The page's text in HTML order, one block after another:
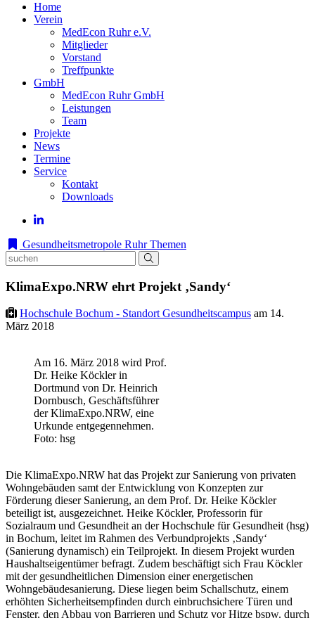
Home
Verein
MedEcon Ruhr e.V.
Mitglieder
Vorstand
Treffpunkte
GmbH
MedEcon Ruhr GmbH
Leistungen
Team
Projekte
News
Termine
Service
Kontakt
Downloads
Gesundheitsmetropole Ruhr Themen
KlimaExpo.NRW ehrt Projekt ‚Sandy‘
Hochschule Bochum - Standort Gesundheitscampus am 14.
März 2018
Am 16. März 2018 wird Prof.
Dr. Heike Köckler in
Dortmund von Dr. Heinrich
Dornbusch, Geschäftsführer
der KlimaExpo.NRW, eine
Urkunde entgegennehmen.
Foto: hsg
Die KlimaExpo.NRW hat das Projekt zur Sanierung von privaten
Wohngebäuden samt der Entwicklung von Konzepten zur
Förderung dieser Sanierung, an dem Prof. Dr. Heike Köckler
beteiligt ist, ausgezeichnet. Heike Köckler, Professorin für
Sozialraum und Gesundheit an der Hochschule für Gesundheit (hsg)
in Bochum, leitet im Rahmen des Verbundprojekts ‚Sandy‘
(Sanierung dynamisch) ein Teilprojekt. In diesem Projekt wurden
Haushaltseigentümer befragt. Zudem beschäftigt sich Frau Köckler
mit der gesundheitlichen Dimension einer energetischen
Wohngebäudesanierung. Diese liegen beim Schallschutz, einem
erhöhten Sicherheitsempfinden durch einbruchsichere Türen und
Fenster, den Abbau von Barrieren und Schutz vor Hitze bspw. durch